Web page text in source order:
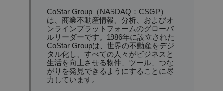
CoStar Group（NASDAQ：CSGP）
は、商業不動産情報、分析、およびオ
ンラインプラットフォームのグローバ
ルリーダーです。1986年に設立された
CoStar Groupは、世界の不動産をデジ
タル化し、すべての人々がビジネスと
生活を向上させる物件、ツール、つな
がりを発見できるようにすることに尽
力しています。